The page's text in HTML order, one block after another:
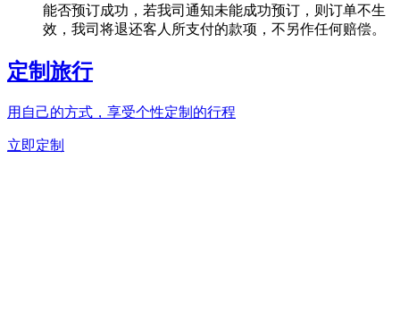
能否预订成功，若我司通知未能成功预订，则订单不生
效，我司将退还客人所支付的款项，不另作任何赔偿。
定制旅行
用自己的方式，享受个性定制的行程
立即定制